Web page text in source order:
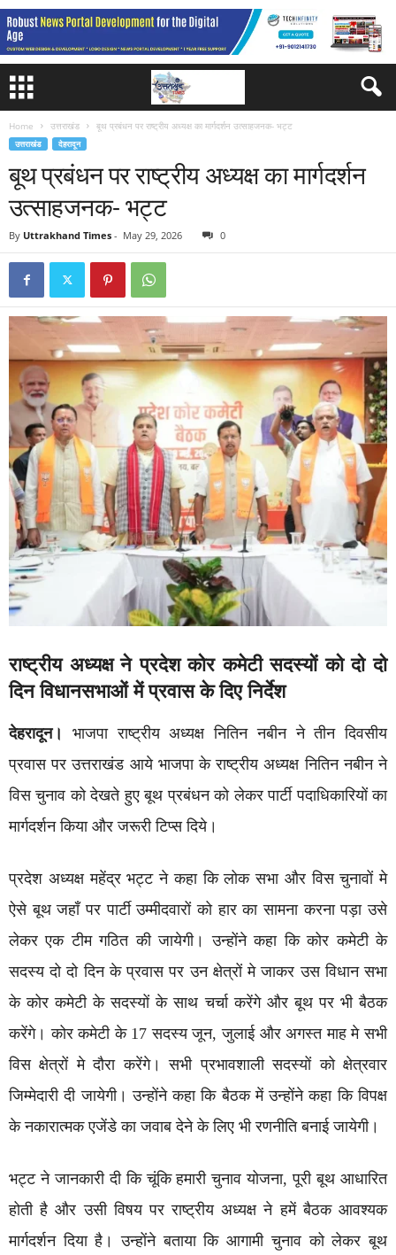
Home उत्तराखंड बूथ प्रबंधन पर राष्ट्रीय अध्यक्ष का मार्गदर्शन उत्साहजनक- भट्ट
उत्तराखंड देहरादून
बूथ प्रबंधन पर राष्ट्रीय अध्यक्ष का मार्गदर्शन
उत्साहजनक- भट्ट
By Uttrakhand Times - May 29, 2026 0
राष्ट्रीय अध्यक्ष ने प्रदेश कोर कमेटी सदस्यों को दो दो
दिन विधानसभाओं में प्रवास के दिए निर्देश
​देहरादून।
भाजपा राष्ट्रीय अध्यक्ष नितिन नबीन ने तीन दिवसीय
प्रवास पर उत्तराखंड आये भाजपा के राष्ट्रीय अध्यक्ष नितिन नबीन ने
विस चुनाव को देखते हुए बूथ प्रबंधन को लेकर पार्टी पदाधिकारियों का
मार्गदर्शन किया और जरूरी टिप्स दिये।
प्रदेश अध्यक्ष महेंद्र भट्ट ने कहा कि लोक सभा और विस चुनावों मे
ऐसे बूथ जहाँ पर पार्टी उम्मीदवारों को हार का सामना करना पड़ा उसे
लेकर एक टीम गठित की जायेगी। उन्होंने कहा कि कोर कमेटी के
सदस्य दो दो दिन के प्रवास पर उन क्षेत्रों मे जाकर उस विधान सभा
के कोर कमेटी के सदस्यों के साथ चर्चा करेंगे और बूथ पर भी बैठक
करेंगे। कोर कमेटी के 17 सदस्य जून, जुलाई और अगस्त माह मे सभी
विस क्षेत्रों मे दौरा करेंगे। सभी प्रभावशाली सदस्यों को क्षेत्रवार
जिम्मेदारी दी जायेगी। उन्होंने कहा कि बैठक में उन्होंने कहा कि विपक्ष
के नकारात्मक एजेंडे का जवाब देने के लिए भी रणनीति बनाई जायेगी।
भट्ट ने जानकारी दी कि चूंकि हमारी चुनाव योजना, पूरी बूथ आधारित
होती है और उसी विषय पर राष्ट्रीय अध्यक्ष ने हमें बैठक आवश्यक
मार्गदर्शन दिया है। उन्होंने बताया कि आगामी चुनाव को लेकर बूथ